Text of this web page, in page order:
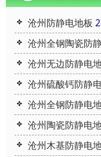
沧州防静电地板
沧州全钢陶瓷防
沧州无边防静电
沧州硫酸钙防静
沧州全钢防静电
沧州陶瓷防静电
沧州木基防静电